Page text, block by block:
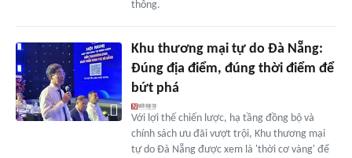
thông.
Khu thương mại tự do Đà Nẵng:
Đúng địa điểm, đúng thời điểm để
bứt phá
Với lợi thế chiến lược, hạ tầng đồng bộ và
chính sách ưu đãi vượt trội, Khu thương mại
tự do Đà Nẵng được xem là 'thời cơ vàng' để